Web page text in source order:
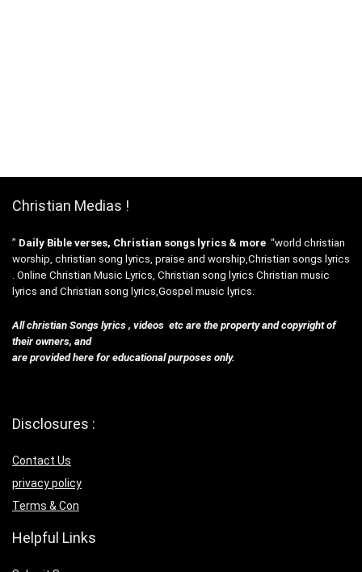
Christian Medias !
” Daily Bible verses, Christian songs lyrics & more “world christian
worship, christian song lyrics, praise and worship,Christian songs lyrics
. Online Christian Music Lyrics, Christian song lyrics Christian music
lyrics and Christian song lyrics,Gospel music lyrics.
All christian Songs lyrics , videos etc are the property and copyright of
their owners, and
are provided here for educational purposes only.
Disclosures :
Contact Us
privacy policy
Terms & Con
Helpful Links